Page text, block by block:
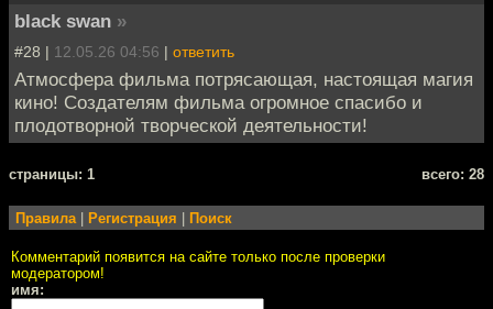
black swan »
#28 | 12.05.26 04:56 | ответить
Атмосфера фильма потрясающая, настоящая магия
кино! Создателям фильма огромное спасибо и
плодотворной творческой деятельности!
cтраницы: 1 всего: 28
Правила| Регистрация Поиск
Комментарий появится на сайте только после проверки
модератором!
имя: